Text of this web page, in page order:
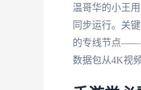
温哥华的小王
同步运行。关
的专线节点——
数据包从4K视